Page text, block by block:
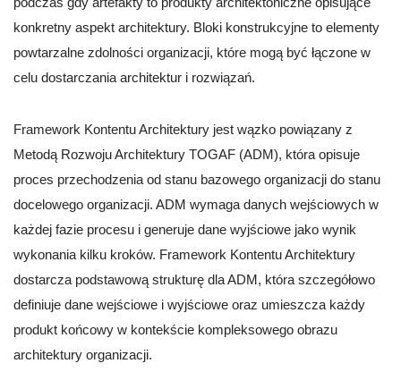
konkretny aspekt architektury. Bloki konstrukcyjne to elementy
powtarzalne zdolności organizacji, które mogą być łączone w
celu dostarczania architektur i rozwiązań.
Framework Kontentu Architektury jest wązko powiązany z
Metodą Rozwoju Architektury TOGAF (ADM), która opisuje
proces przechodzenia od stanu bazowego organizacji do stanu
docelowego organizacji. ADM wymaga danych wejściowych w
każdej fazie procesu i generuje dane wyjściowe jako wynik
wykonania kilku kroków. Framework Kontentu Architektury
dostarcza podstawową strukturę dla ADM, która szczegółowo
definiuje dane wejściowe i wyjściowe oraz umieszcza każdy
produkt końcowy w kontekście kompleksowego obrazu
architektury organizacji.